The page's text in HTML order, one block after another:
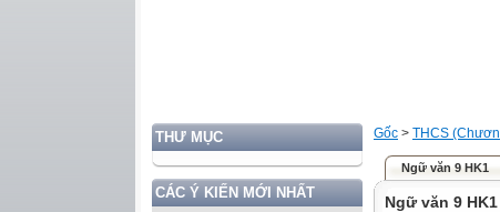
THƯ MỤC
CÁC Ý KIẾN MỚI NHẤT
Gốc > THCS
Ngữ văn 9 HK1
Ngữ văn 9 HK1